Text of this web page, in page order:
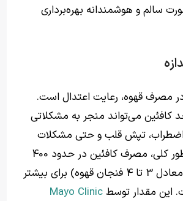
سالم و هوشمندانه بهره‌برداری
مصرف قهوه، رعایت اعتدال است.
می‌تواند منجر به مشکلاتی
اضطراب، تپش قلب و حتی مشکلات
گوارشی شود. به‌طور کلی، مصرف کافئین در حدود 400
میلی‌گرم در روز (معادل 3 تا 4 فنجان قهوه) برای بیشتر
این مقدار توسطMayo Clinic